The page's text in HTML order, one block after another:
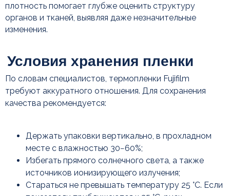
плотность помогает глубже оценить структуру
органов и тканей, выявляя даже незначительные
изменения.
По словам специалистов, термопленки Fujifilm
требуют аккуратного отношения. Для сохранения
качества рекомендуется:
Держать упаковки вертикально, в прохладном
месте с влажностью 30−60%;
Избегать прямого солнечного света, а также
источников ионизирующего излучения;
Стараться не превышать температуру 25 °C. Если
Остались вопросы?
с подбором расходных материалов
и оборудования, вы можете обратиться
к нашим специалистам
+7